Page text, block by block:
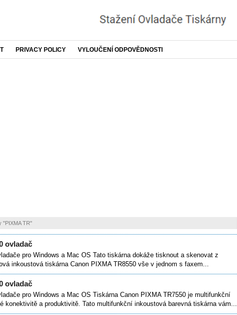
PRIVACY POLICY VYLOUČENÍ ODPOVĚDNOSTI
"PIXMA TR"
ovladač
pro Windows a Mac OS Tato tiskárna dokáže tisknout a skenovat z
inkoustová tiskárna Canon PIXMA TR8550 vše v jednom s faxem...
ovladač
pro Windows a Mac OS Tiskárna Canon PIXMA TR7550 je multifunkční
konektivitě a produktivitě. Tato multifunkční inkoustová barevná tiskárna vám...